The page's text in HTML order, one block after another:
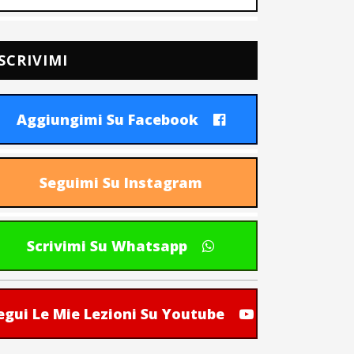
Aggiungimi Su Facebook
Seguimi Su Instagram
Scrivimi Su Whatsapp
Le Mie Lezioni Su Youtube